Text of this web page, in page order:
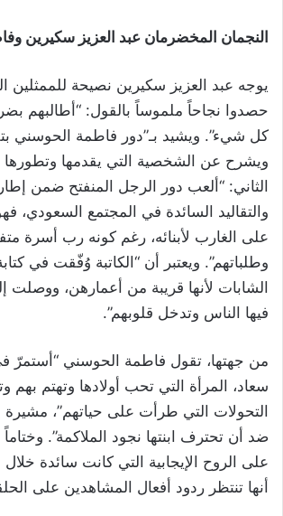
النجمان المخضرمان عبد العزيز سكيرين
يوجه عبد العزيز سكيرين نصيحة للممثلين
حصدوا نجاحاً ملموساً بالقول: “أطالبهم
كل شيء”. ويشيد بـ”دور فاطمة الحوسني
ويشرح عن الشخصية التي يقدمها
الثاني: “ألعب دور الرجل المنفتح ضمن
والتقاليد السائدة في المجتمع السعودي،
على الغارب لأبنائه، رغم كونه رب أسرة
وطلباتهم”. ويعتبر أن “الكاتبة وُفّقت في
الشابات لأنها قريبة من أعمارهن، ووصلت
فيها الناس وتدخل قلوبهم”.
من جهتها، تقول فاطمة الحوسني “أستمرّ
سعاد، المرأة التي تحب أولادها وتهتم بهم
التحولات التي طرأت على حياتهم”، مشيرة
ضد أن تحترف ابنتها نجود الملاكمة”.
على الروح الإيجابية التي كانت سائدة
أنها تنتظر ردود أفعال المشاهدين على